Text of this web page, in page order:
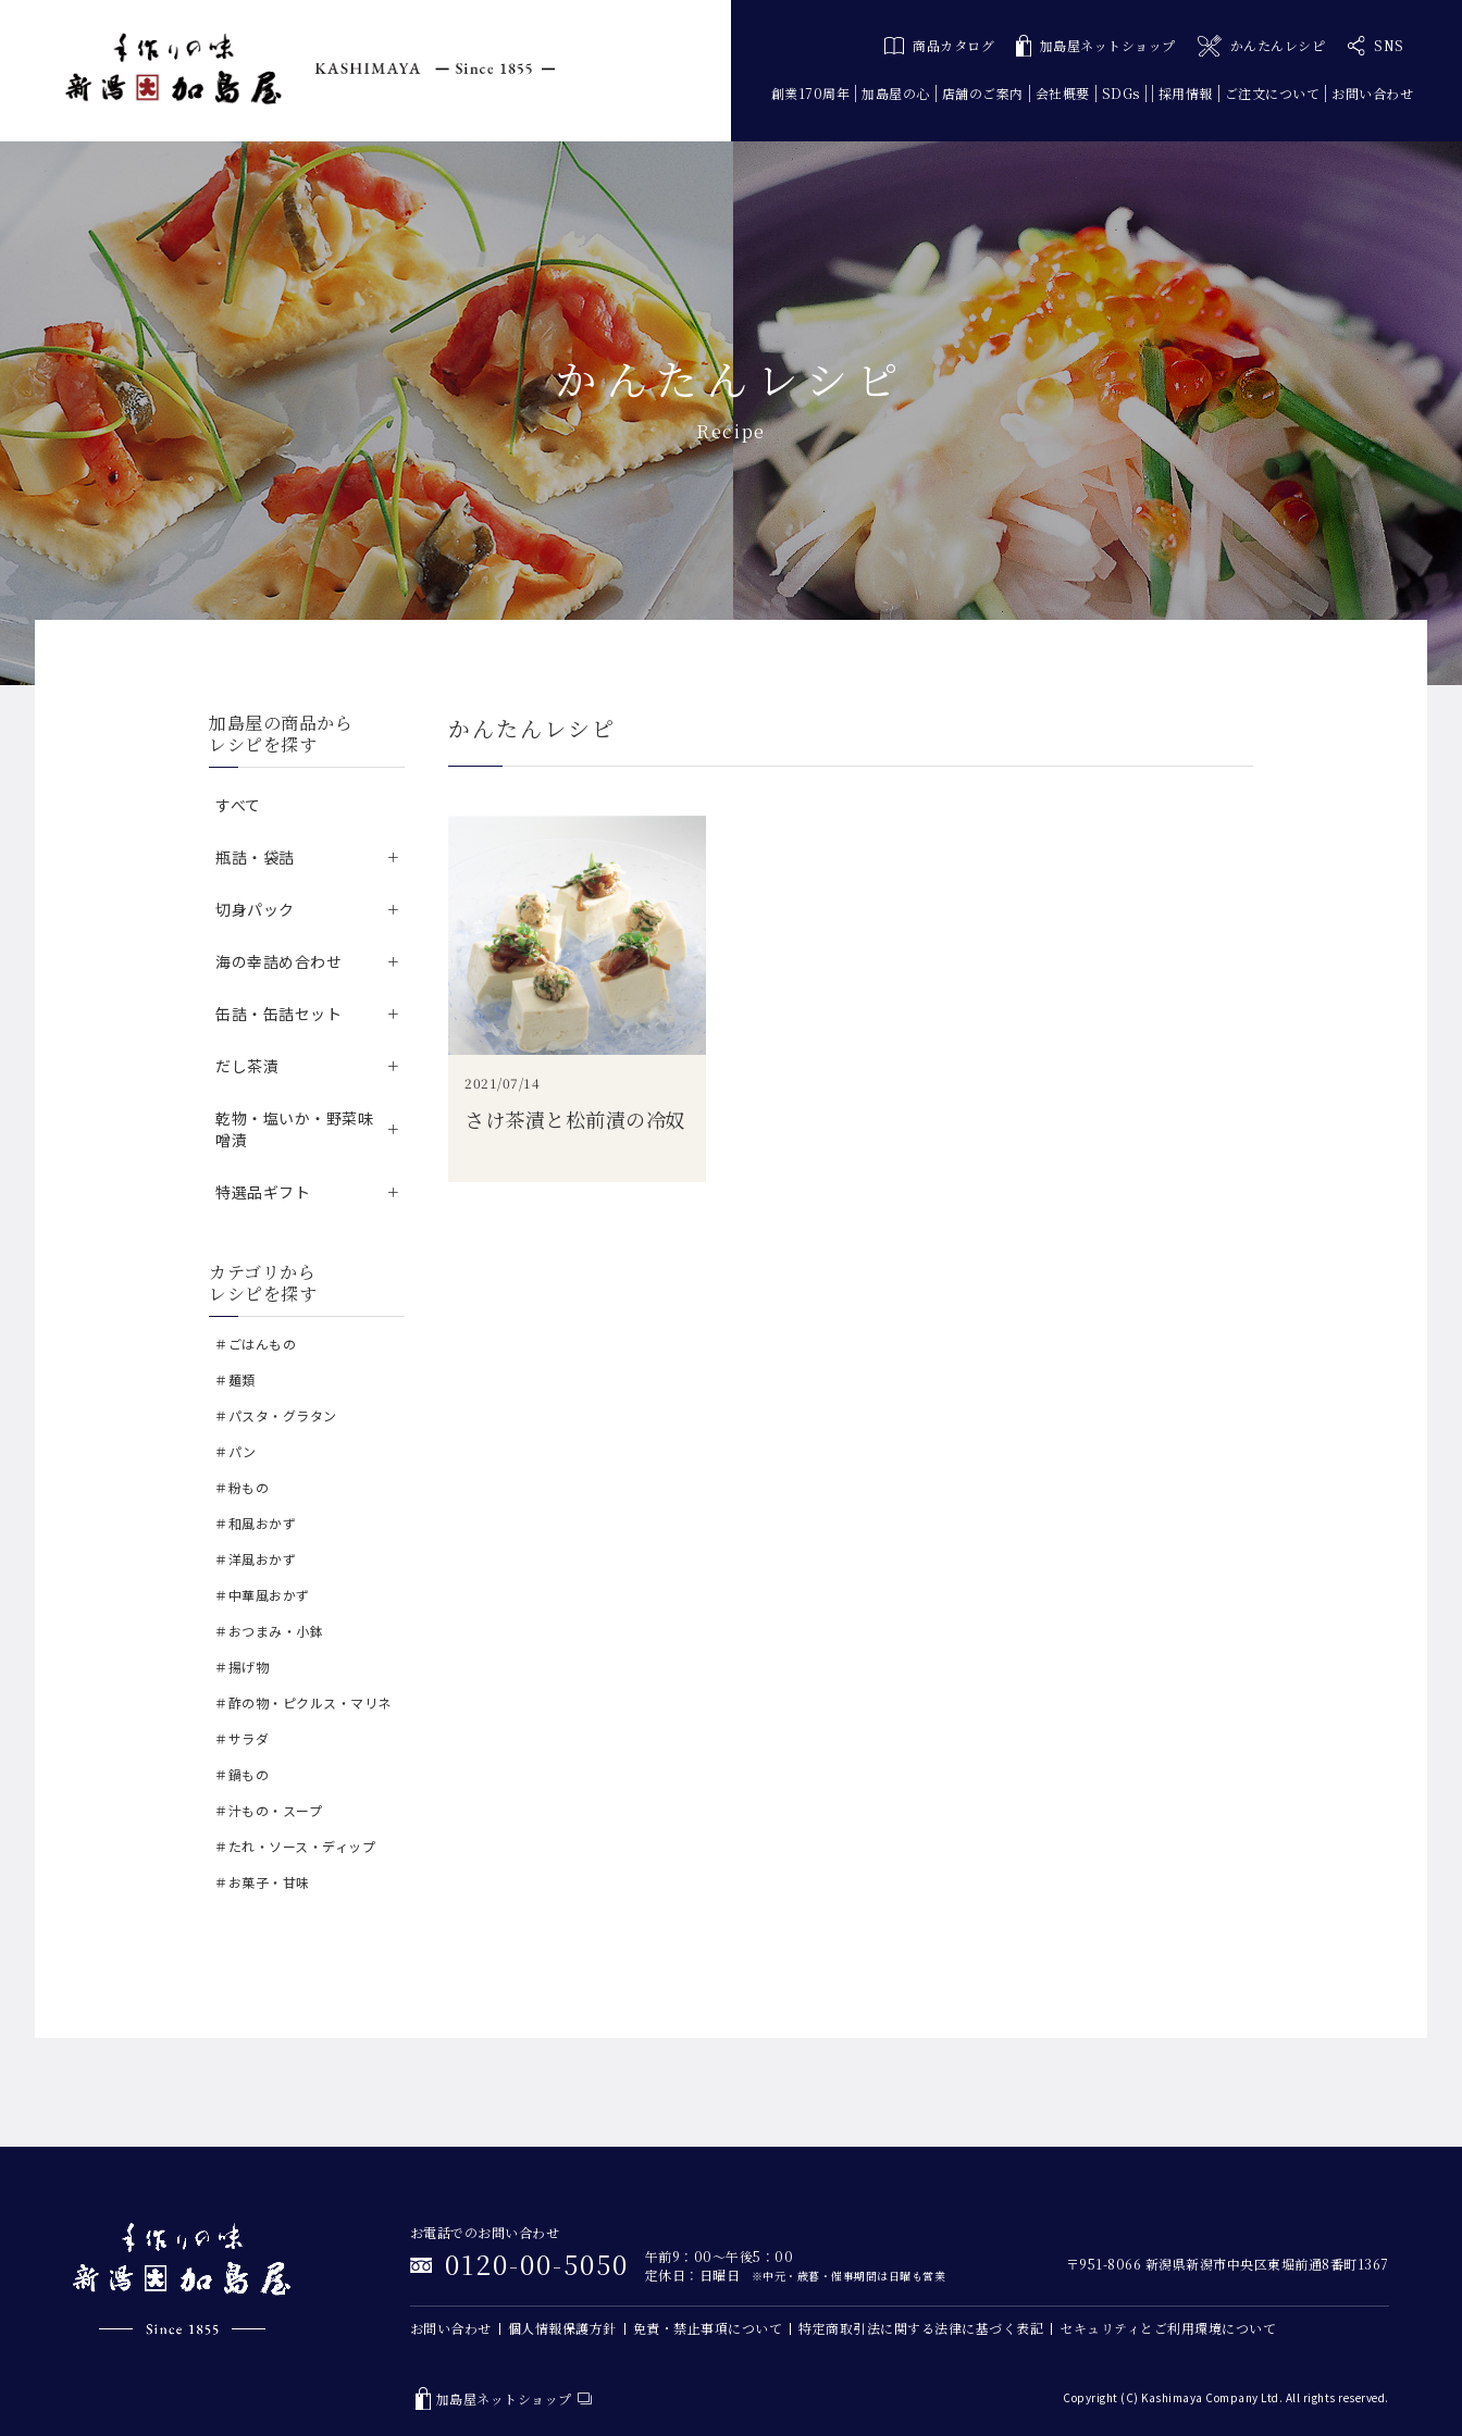
商品カタログ 加島屋ネットショップ かんたんレシピ SNS
創業170周年 加島屋の心 店舗のご案内 会社概要 SDGs 採用情報 ご注文について お問い合わせ
かんたんレシピ
Recipe
加島屋の商品から
レシピを探す
すべて
瓶詰・袋詰
切身パック
海の幸詰め合わせ
缶詰・缶詰セット
だし茶漬
乾物・塩いか・野菜味
噌漬
特選品ギフト
カテゴリから
レシピを探す
＃ごはんもの
＃麺類
＃パスタ・グラタン
＃パン
＃粉もの
＃和風おかず
＃洋風おかず
＃中華風おかず
＃おつまみ・小鉢
＃揚げ物
＃酢の物・ピクルス・マリネ
＃サラダ
＃鍋もの
＃汁もの・スープ
＃たれ・ソース・ディップ
＃お菓子・甘味
かんたんレシピ
2021/07/14
さけ茶漬と松前漬の冷奴
お電話でのお問い合わせ
0120-00-5050
午前9：00～午後5：00
定休日：日曜日
※中元・歳暮・催事期間は日曜も営業
〒951-8066 新潟県新潟市中央区東堀前通8番町1367
お問い合わせ 個人情報保護方針 免責・禁止事項について 特定商取引法に関する法律に基づく表記 セキュリティとご利用環境について
加島屋ネットショップ Copyright (C) Kashimaya Company Ltd. All rights reserved.